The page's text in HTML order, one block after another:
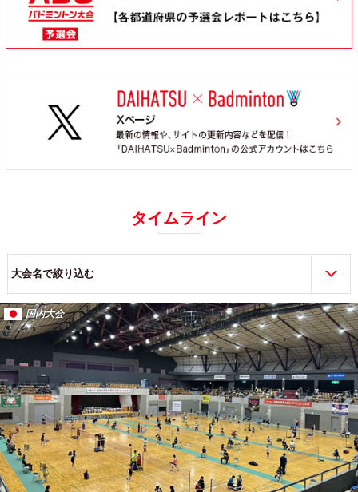
タイムライン
大会名で絞り込む
国内大会